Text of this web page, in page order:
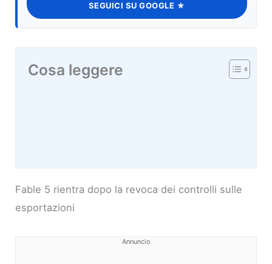
SEGUICI SU GOOGLE ★
Cosa leggere
Fable 5 rientra dopo la revoca dei controlli sulle
esportazioni
Annuncio